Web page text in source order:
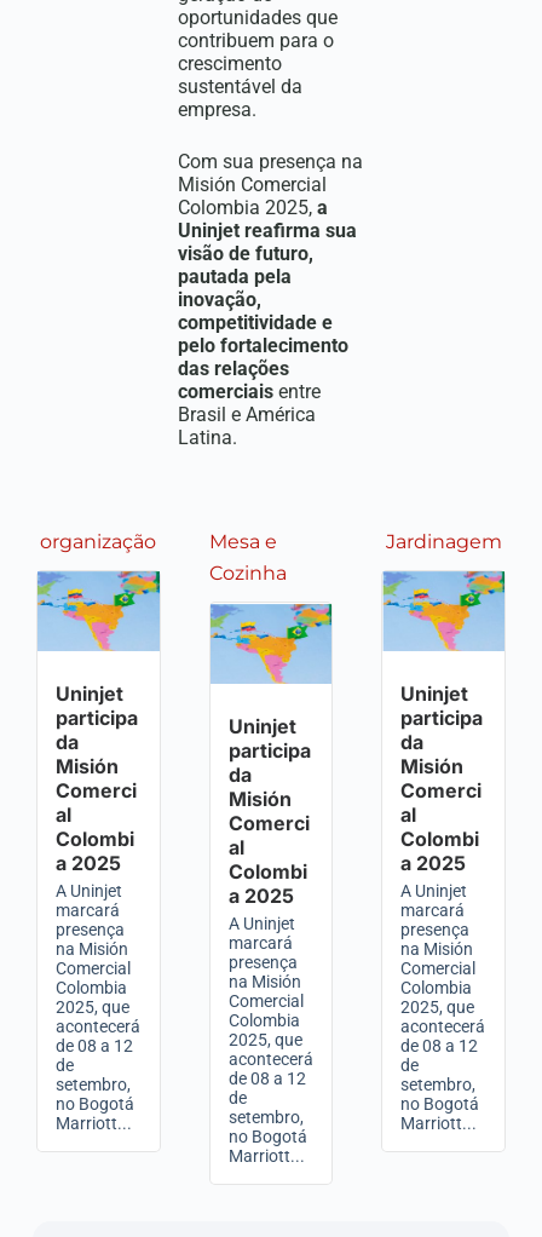
oportunidades que
contribuem para o
crescimento
sustentável da
empresa.
Com sua presença na
Misión Comercial
Colombia 2025, a
Uninjet reafirma sua
visão de futuro,
pautada pela
inovação,
competitividade e
pelo fortalecimento
das relações
comerciaisentre
Brasil e América
Latina.
organização
Uninjet
participa
da
Misión
Comerci
al
Colombi
a 2025
A Uninjet
marcará
presença
na Misión
Comercial
Colombia
2025, que
acontecerá
de 08 a 12
de
setembro,
no Bogotá
Marriott...
Mesa e
Cozinha
Uninjet
participa
da
Misión
Comerci
al
Colombi
a 2025
A Uninjet
marcará
presença
na Misión
Comercial
Colombia
2025, que
acontecerá
de 08 a 12
de
setembro,
no Bogotá
Marriott...
Jardinagem
Uninjet
participa
da
Misión
Comerci
al
Colombi
a 2025
A Uninjet
marcará
presença
na Misión
Comercial
Colombia
2025, que
acontecerá
de 08 a 12
de
setembro,
no Bogotá
Marriott...